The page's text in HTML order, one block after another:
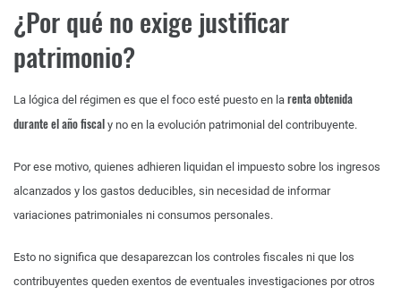
¿Por qué no exige justificar
patrimonio?
La lógica del régimen es que el foco esté puesto en la renta obtenida
durante el año fiscal y no en la evolución patrimonial del contribuyente.
Por ese motivo, quienes adhieren liquidan el impuesto sobre los ingresos
alcanzados y los gastos deducibles, sin necesidad de informar
variaciones patrimoniales ni consumos personales.
Esto no significa que desaparezcan los controles fiscales ni que los
contribuyentes queden exentos de eventuales investigaciones por otros